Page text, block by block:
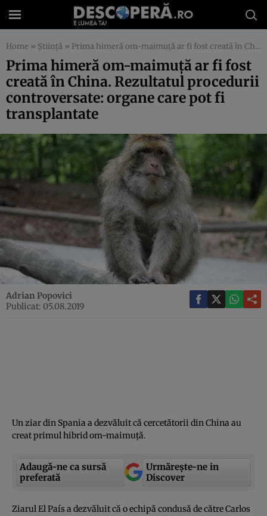
Home » Știință » Prima himeră om-maimuţă ar fi fost creată în China. Rezultatul procedurii controversate: organe care pot fi transplantate
Prima himeră om-maimuţă ar fi fost
creată în China. Rezultatul procedurii
controversate: organe care pot fi
transplantate
Adrian Popovici
Publicat: 05.08.2019
Un ziar din Spania a dezvăluit că cercetătorii din China au
creat primul hibrid om-maimuţă.
Adaugă-ne ca sursă
preferată
Urmărește-ne in
Discover
Ziarul El País a dezvăluit că o echipă condusă de către Carlos